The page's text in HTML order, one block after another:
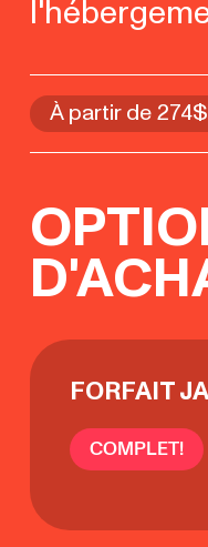
À partir de
FORFAIT
COMPLET!